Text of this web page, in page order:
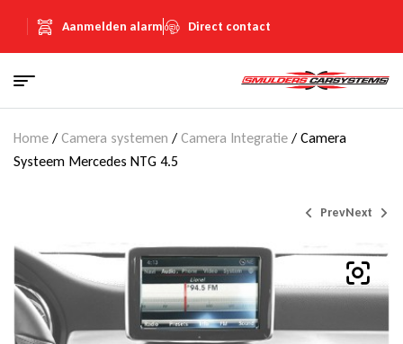
Aanmelden alarm Direct contact
Home / Camera systemen / Camera Integratie / Camera
Systeem Mercedes NTG 4.5
Prev
€850,00
(Inclusief
BTW)
Next
€695,00
(Inclusief
BTW)